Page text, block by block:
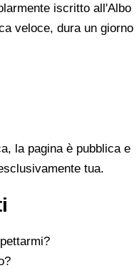
iscritto all'Albo
veloce, dura un giorno
la pagina è pubblica e
tua.